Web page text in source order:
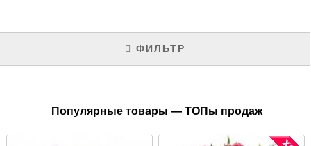
ФИЛЬТР
Популярные товары — ТОПы продаж